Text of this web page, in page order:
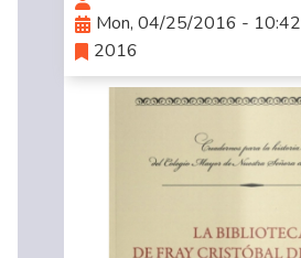
Mon, 04/25/2016 - 10:42
2016